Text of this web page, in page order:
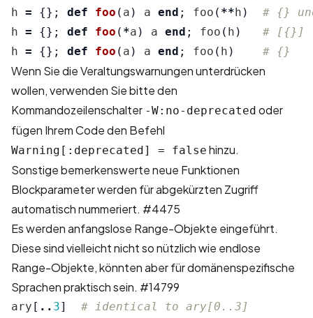
h = {}; def foo ( a ) a end ; foo ( **h )
# {}
h = {}; def foo ( *a ) a end ; foo ( h )
# [{}]
h = {}; def foo ( a ) a end ; foo ( h ) # {}
Wenn Sie die Veraltungswarnungen unterdrücken
wollen, verwenden Sie bitte den
Kommandozeilenschalter -W:no-deprecated oder
fügen Ihrem Code den Befehl
Warning[:deprecated] = false hinzu.
Sonstige bemerkenswerte neue Funktionen
Blockparameter werden für abgekürzten Zugriff
automatisch nummeriert. #4475
Es werden anfangslose Range-Objekte eingeführt.
Diese sind vielleicht nicht so nützlich wie endlose
Range-Objekte, könnten aber für domänenspezifische
Sprachen praktisch sein. #14799
ary [ .. 3]
# identical to ary[0..3]